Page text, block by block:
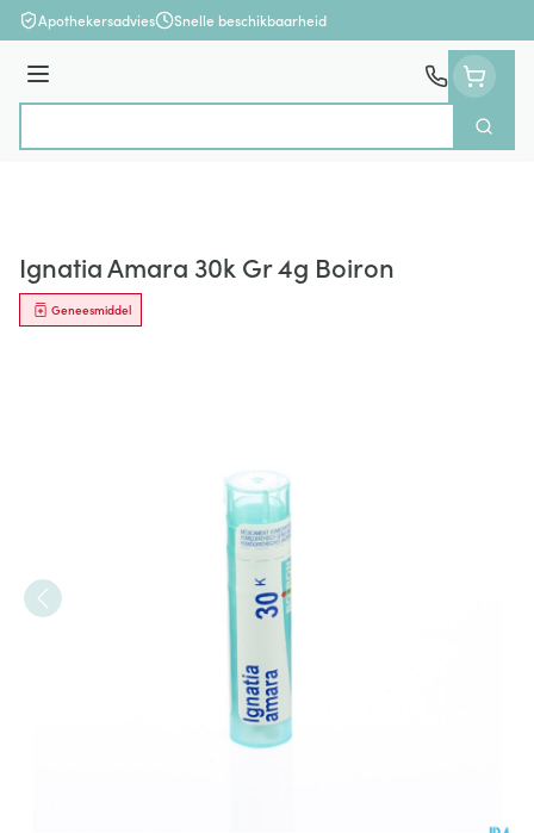
Ga naar de inhoud
Apothekersadvies Snelle beschikbaarheid
Menu
Zoek
Ignatia Amara 30k Gr 4g Boiron
Geneesmiddel